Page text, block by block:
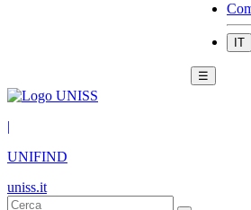
IT
☰
|
UNIFIND
uniss.it